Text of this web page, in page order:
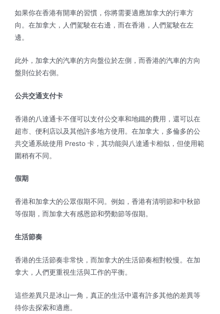
如果你在香港有開車的習慣，你將需要適應加拿大的行車方
向。在加拿大，人們駕駛在右邊，而在香港，人們駕駛在左
邊。
此外，加拿大的汽車的方向盤位於左側，而香港的汽車的方向
盤則位於右側。
公共交通支付卡
香港的八達通卡不僅可以支付公交車和地鐵的費用，還可以在
超市、便利店以及其他許多地方使用。在加拿大，多倫多的公
共交通系統使用 Presto 卡，其功能與八達通卡相似，但使用範
圍稍有不同。
假期
香港和加拿大的公眾假期不同。例如，香港有清明節和中秋節
等假期，而加拿大有感恩節和勞動節等假期。
生活節奏
香港的生活節奏非常快，而加拿大的生活節奏相對較慢。在加
拿大，人們更重視生活與工作的平衡。
這些差異只是冰山一角，真正的生活中還有許多其他的差異等
待你去探索和適應。